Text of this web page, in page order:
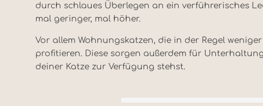
durch schlaues Überlegen an ein verführerisches
mal geringer, mal höher.
Vor allem Wohnungskatzen, die in der Regel
profitieren. Diese sorgen außerdem für
deiner Katze zur Verfügung stehst.